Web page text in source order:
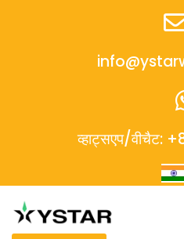
व्हाट्सएप/वीचैट: